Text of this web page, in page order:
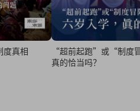
度真相
“超前起跑”或“制度
真的恰当吗？